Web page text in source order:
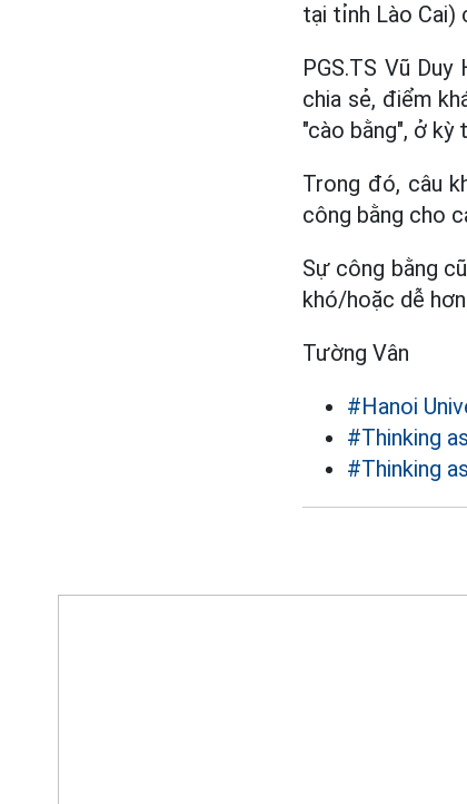
tại tỉnh Lào Cai)
PGS.TS Vũ
chia sẻ, điểm
"cào bằng", ở kỳ
Trong đó, câu
công bằng cho
Sự công bằng
khó/hoặc dễ
Tường Vân
#Hanoi
#Thinking
#Thinking